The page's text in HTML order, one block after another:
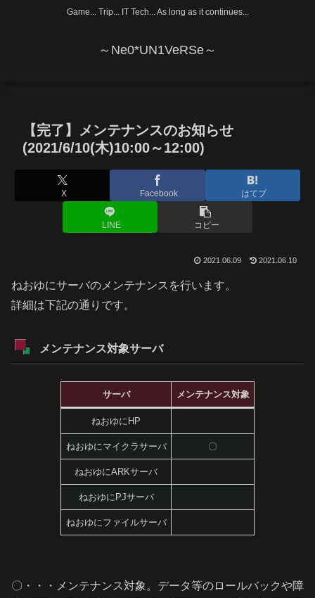
Game... Trip... IT Tech... As long as it continues...
～Ne0*UN1VeRSe～
【完了】メンテナンスのお知らせ
(2021/6/10(木)10:00～12:00)
X Facebook はてブ
LINE コピー
2021.06.09 2021.06.10
ねおゆにサーバのメンテナンスを行います。
詳細は下記の通りです。
メンテナンス対象サーバ
サーバ メンテナンス対象
ねおゆにHP
ねおゆにマイクラサーバ 〇
ねおゆにARKサーバ
ねおゆにPJサーバ
ねおゆにファイルサーバ
〇・・・メンテナンス対象。データ等のロールバックや障